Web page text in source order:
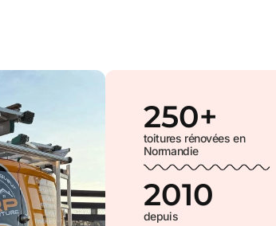
toitures rénovées en
Normandie
250+
depuis
2010